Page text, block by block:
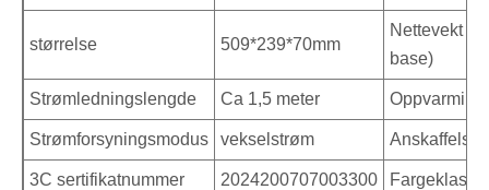
størrelse 509*239*70mm
Nettevekt
base)
Strømledningslengde Ca 1,5 meter
Strømforsyningsmodus vekselstrøm
3C sertifikatnummer 2024200707003300